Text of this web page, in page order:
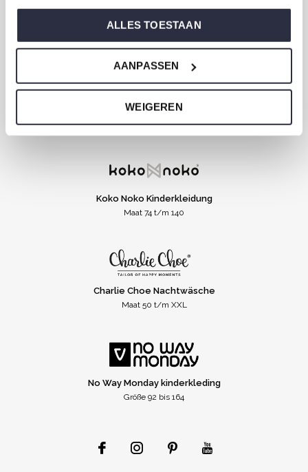
ALLES TOESTAAN
AANPASSEN
WEIGEREN
CALL US EMAIL US
ONZE MERKEN
Dirkje Baby- und Kinderkleidung
Koko Noko Kinderkleidung
Maat 74 t/m 140
Charlie Choe Nachtwäsche
Maat 50 t/m XXL
No Way Monday kinderkleding
Größe 92 bis 164